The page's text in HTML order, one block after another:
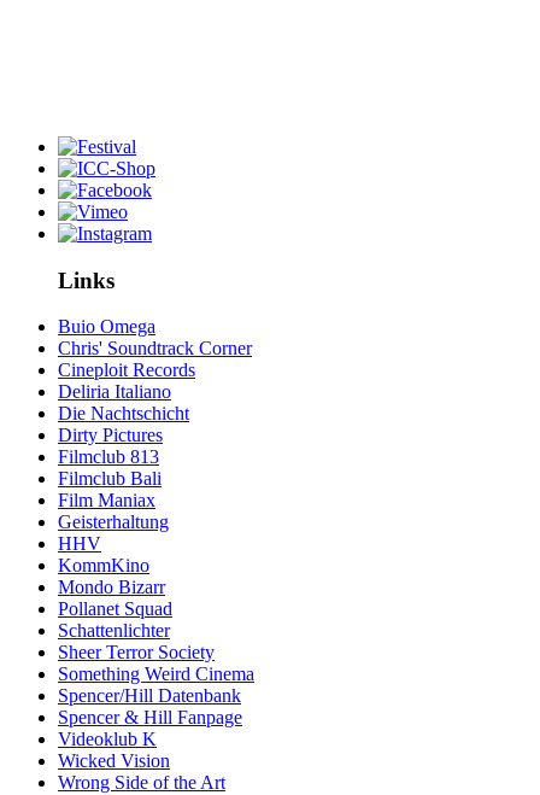
Links
Buio Omega
Chris' Soundtrack Corner
Cineploit Records
Deliria Italiano
Die Nachtschicht
Dirty Pictures
Filmclub 813
Filmclub Bali
Film Maniax
Geisterhaltung
HHV
KommKino
Mondo Bizarr
Pollanet Squad
Schattenlichter
Sheer Terror Society
Something Weird Cinema
Spencer/Hill Datenbank
Spencer & Hill Fanpage
Videoklub K
Wicked Vision
Wrong Side of the Art